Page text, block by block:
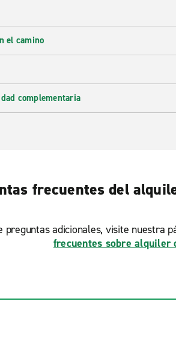
el camino
complementaria
frecuentes del
preguntas adicionales, visite nuestra
frecuentes sobre alquiler